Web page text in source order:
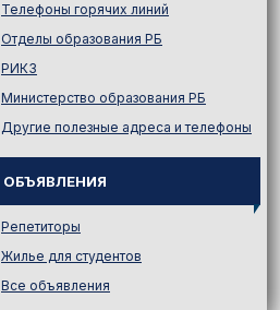
Куда поступать? — Это надо
знать!
Новости образования и не
Подготовительные курсы
Подготовка к ЦЭ и ЦТ.
Репетиторы
Поступление в вузы
Проходные баллы в вузах
Беларуси
Телефоны горячих линий
Отделы образования РБ
РИКЗ
Министерство образования РБ
Другие полезные адреса и телефоны
ОБЪЯВЛЕНИЯ
Репетиторы
Жилье для студентов
Все объявления